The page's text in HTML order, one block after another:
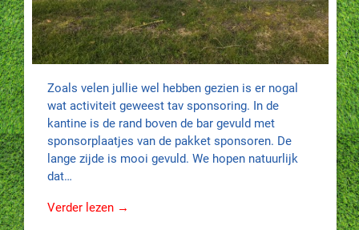
Zoals velen jullie wel hebben gezien is er nogal
wat activiteit geweest tav sponsoring. In de
kantine is de rand boven de bar gevuld met
sponsorplaatjes van de pakket sponsoren. De
lange zijde is mooi gevuld. We hopen natuurlijk
dat…
Verder lezen →